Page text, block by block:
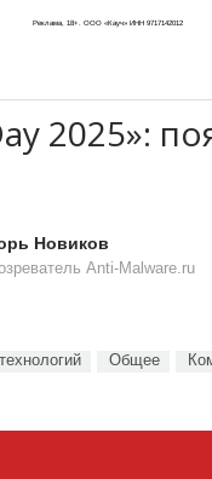
Реклама, 18+. ООО «Кауч» ИНН 9717142012
2025»:
Новиков
Anti-Malware.ru
Общее